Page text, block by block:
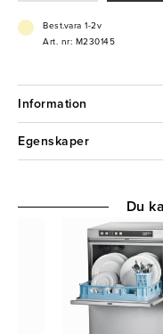
Best.vara 1-2v
Art. nr: M230145
Information
Egenskaper
Du